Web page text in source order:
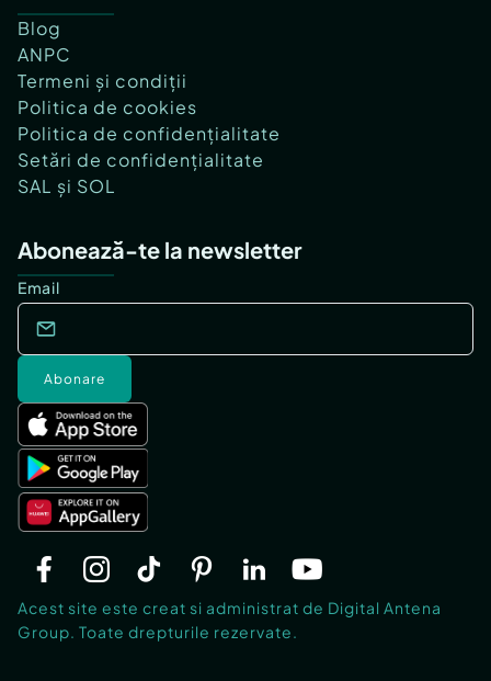
Blog
ANPC
Termeni și condiții
Politica de cookies
Politica de confidențialitate
Setări de confidențialitate
SAL și SOL
Abonează-te la newsletter
Email
Abonare
Acest site este creat si administrat de Digital Antena
Group. Toate drepturile rezervate.